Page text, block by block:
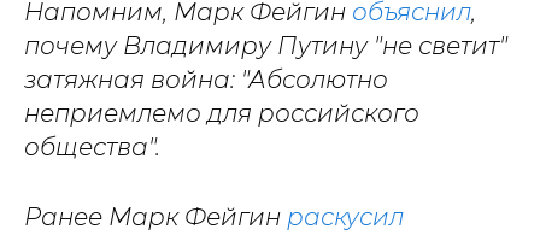
Напомним, Марк Фейгин объяснил,
почему Владимиру Путину "не светит"
затяжная война: "Абсолютно
неприемлемо для российского
общества".
Ранее Марк Фейгин раскусил